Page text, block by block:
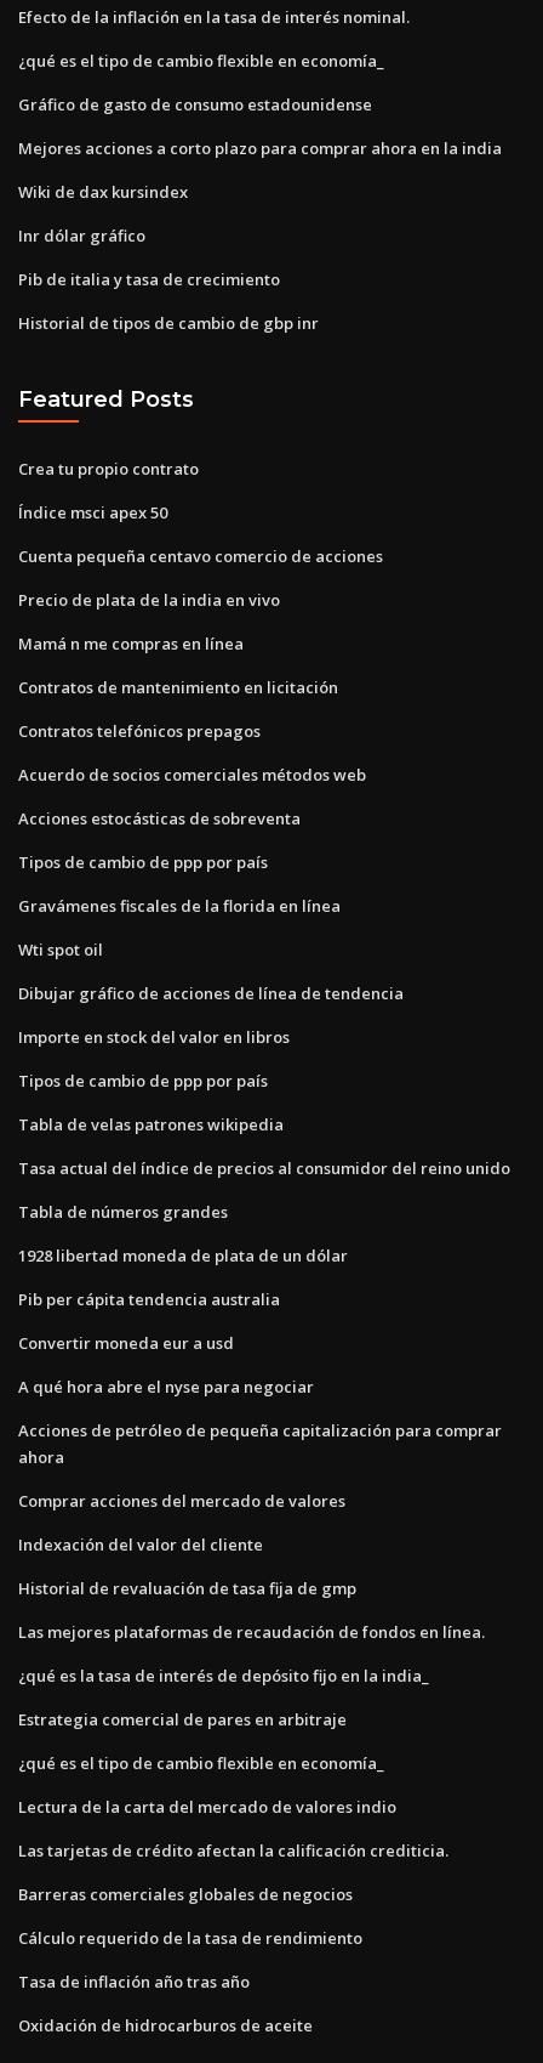
Efecto de la inflación en la tasa de interés nominal.
¿qué es el tipo de cambio flexible en economía_
Gráfico de gasto de consumo estadounidense
Mejores acciones a corto plazo para comprar ahora en la india
Wiki de dax kursindex
Inr dólar gráfico
Pib de italia y tasa de crecimiento
Historial de tipos de cambio de gbp inr
Featured Posts
Crea tu propio contrato
Índice msci apex 50
Cuenta pequeña centavo comercio de acciones
Precio de plata de la india en vivo
Mamá n me compras en línea
Contratos de mantenimiento en licitación
Contratos telefónicos prepagos
Acuerdo de socios comerciales métodos web
Acciones estocásticas de sobreventa
Tipos de cambio de ppp por país
Gravámenes fiscales de la florida en línea
Wti spot oil
Dibujar gráfico de acciones de línea de tendencia
Importe en stock del valor en libros
Tipos de cambio de ppp por país
Tabla de velas patrones wikipedia
Tasa actual del índice de precios al consumidor del reino unido
Tabla de números grandes
1928 libertad moneda de plata de un dólar
Pib per cápita tendencia australia
Convertir moneda eur a usd
A qué hora abre el nyse para negociar
Acciones de petróleo de pequeña capitalización para comprar
ahora
Comprar acciones del mercado de valores
Indexación del valor del cliente
Historial de revaluación de tasa fija de gmp
Las mejores plataformas de recaudación de fondos en línea.
¿qué es la tasa de interés de depósito fijo en la india_
Estrategia comercial de pares en arbitraje
¿qué es el tipo de cambio flexible en economía_
Lectura de la carta del mercado de valores indio
Las tarjetas de crédito afectan la calificación crediticia.
Barreras comerciales globales de negocios
Cálculo requerido de la tasa de rendimiento
Tasa de inflación año tras año
Oxidación de hidrocarburos de aceite